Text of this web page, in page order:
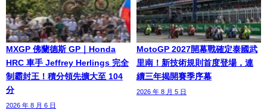
MXGP 佛蘭德斯 GP｜Honda
HRC 車手 Jeffrey Herlings 完全
制霸封王！積分領先擴大至 104
分
2026 年 8 月 6 日
MotoGP 2027開幕戰確定泰國武
里南！新技術規則首度登場，連
續三年揭開賽季序幕
2026 年 8 月 5 日